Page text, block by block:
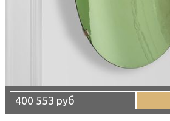
400 553 руб